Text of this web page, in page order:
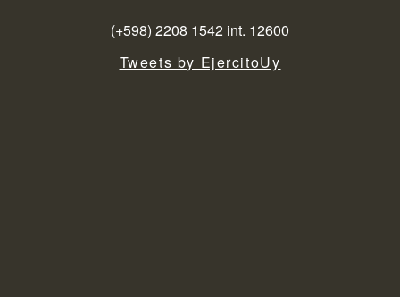
(+598) 2208 1542 int. 12600
Tweets by EjercitoUy